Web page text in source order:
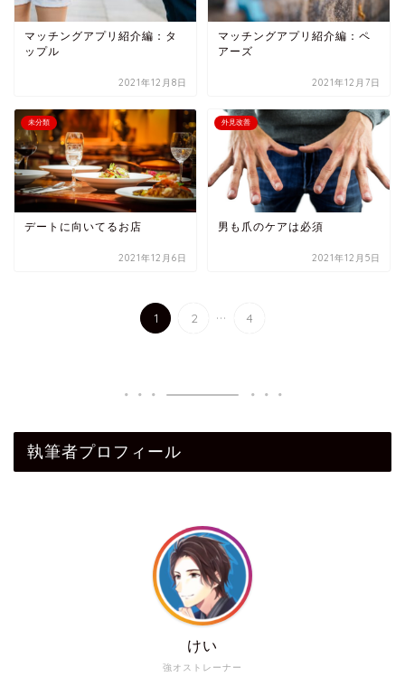
マッチングアプリ紹介編：タ
ップル
2021年12月8日
マッチングアプリ紹介編：ペ
アーズ
2021年12月7日
未分類
デートに向いてるお店
2021年12月6日
外見改善
男も爪のケアは必須
2021年12月5日
1 2 ... 4
執筆者プロフィール
強オストレーナー
けい